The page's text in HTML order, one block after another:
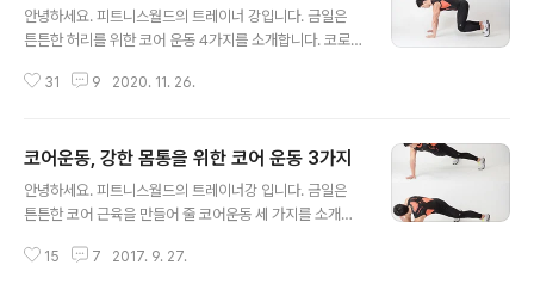
(bicycle crunch) 동작 설명: 1. 바닥에 등을 대고 누워 손
은 가볍게 머리 뒤에 둔다. 2. 양다리는 90도 굽혀 다리와
편다. 이때 몸은 왼쪽으로 비틀면서 오른쪽 어깨를 들고 왼
안녕하세요. 피트니스월드의 트레이너 강입니다. 금일은
튼튼한 허리를 위한 코어 운동 4가지를 소개합니다. 코로
약하신 분들은 집에서 꾸준히 실시해 보세요. 운동을 처음
증하고 있는데 모두 건강 유의하시고 오늘도 좋은 하루 보
내세요! (동영상 아래 동작 설명 글 있습니다. 참고하세요
~!) 튼튼한 허리를 위한 코어 운동 4가지 네발 엎드려 버티
아래에 두고 엎드린다. 2. 귀와 어꺠는 서로 붙지 않게 하고
31 9 2020. 11. 26.
코어운동, 강한 몸통을 위한 코어 운동 3가지
안녕하세요. 피트니스월드의 트레이너강 입니다. 금일은
튼튼한 코어 근육을 만들어 줄 코어운동 세 가지를 소개합
플랭크 위드 트렁크 로테이션과 신체 측면 부위를 자극하
15 7 2017. 9. 27.